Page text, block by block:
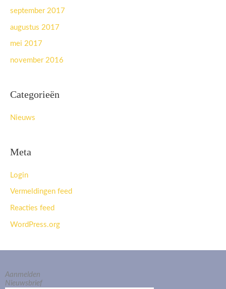
september 2017
augustus 2017
mei 2017
november 2016
Categorieën
Nieuws
Meta
Login
Vermeldingen feed
Reacties feed
WordPress.org
Aanmelden
Nieuwsbrief